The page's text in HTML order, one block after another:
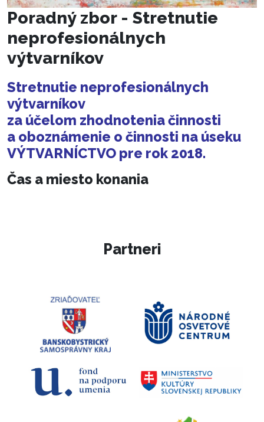
Poradný zbor - Stretnutie
neprofesionálnych
výtvarníkov
Stretnutie neprofesionálnych
výtvarníkov
za účelom zhodnotenia činnosti
a oboznámenie o činnosti na úseku
VÝTVARNÍCTVO pre rok 2018.
Čas a miesto konania
Partneri